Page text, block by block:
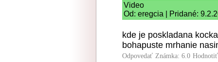
Video
Od: eregcia | Pridané:
kde je poskladana
bohapuste mrhanie
Odpovedať Známka: 6.0